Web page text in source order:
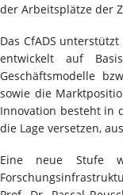
der Arbeitsplätze der
Das CfADS
entwickelt auf
Geschäftsmodelle
sowie die
Innovation besteht in
die Lage versetzen,
Eine neue Stufe